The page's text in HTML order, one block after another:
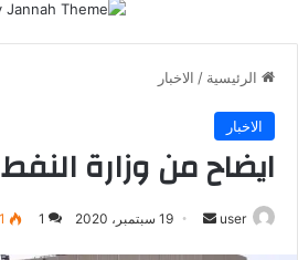
الرئيسية / الاخبار
الاخبار
ايضاح من وزارة النفط
user
أرسل 19 سبتمبر، 2020 1